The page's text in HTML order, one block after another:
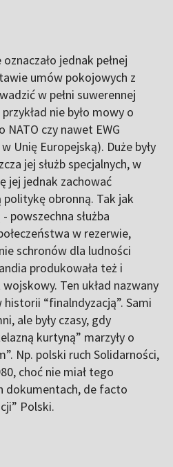
jednak pełnej
umów pokojowych z
w pełni suwerennej
nie było mowy o
NATO czy nawet EWG
Unię Europejską). Duże były
jej służb specjalnych, w
jej jednak zachować
politykę obronną. Tak jak
powszechna służba
w rezerwie,
schronów dla ludności
produkowała też i
Ten układ nazwany
“finalndyzacją”. Sami
ale były czasy, gdy
kurtyną” marzyły o
Np. polski ruch Solidarności,
choć nie miał tego
dokumentach, de facto
Polski.